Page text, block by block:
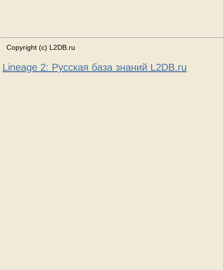
Copyright (c) L2DB.ru
Lineage 2: Русская база знаний L2DB.ru